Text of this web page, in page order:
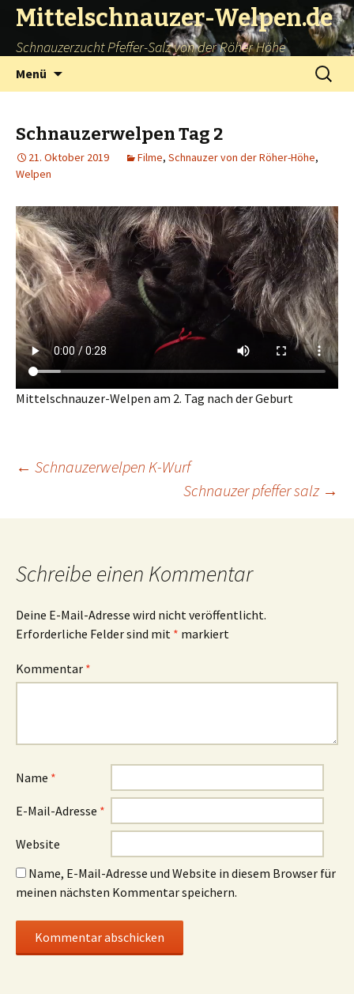
Mittelschnauzer-Welpen.de
Schnauzerzucht Pfeffer-Salz von der Röher Höhe
Menü
Suchen
nach:
Schnauzerwelpen Tag 2
21. Oktober 2019 Filme, Schnauzer von der Röher-Höhe,
Welpen
Mittelschnauzer-Welpen am 2. Tag nach der Geburt
Beitrags-
Navigation
← Schnauzerwelpen K-Wurf
Schnauzer pfeffer salz →
Schreibe einen Kommentar
Deine E-Mail-Adresse wird nicht veröffentlicht.
Erforderliche Felder sind mit * markiert
Kommentar *
Name *
E-Mail-Adresse *
Website
Name, E-Mail-Adresse und Website in diesem Browser für
meinen nächsten Kommentar speichern.